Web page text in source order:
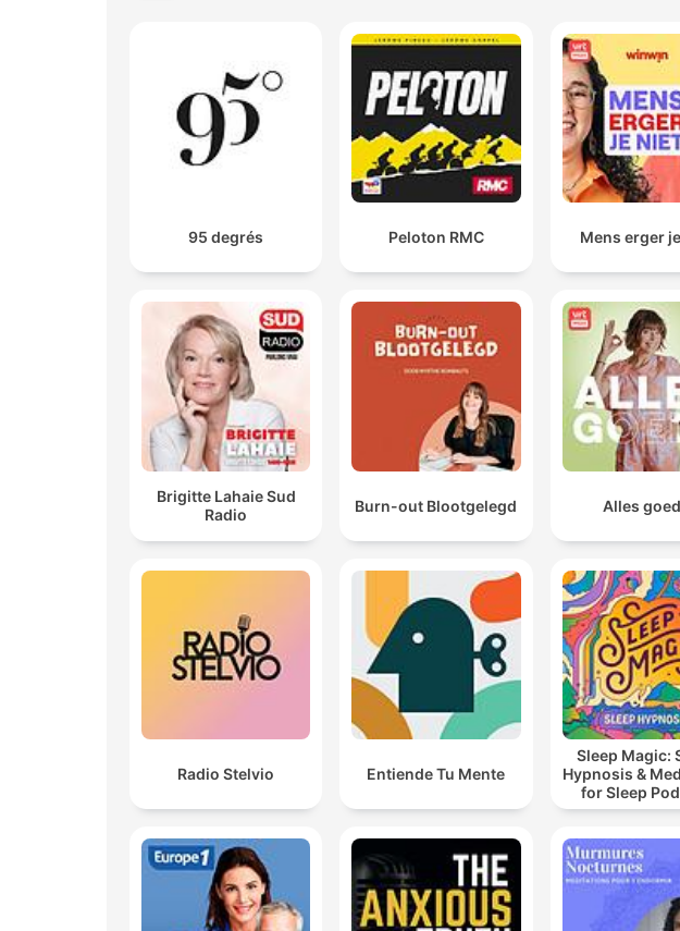
95 degrés Peloton RMC Mens erger
Brigitte Lahaie Sud
Radio
Burn-out Blootgelegd Alles
Radio Stelvio Entiende Tu Mente
Sleep Magic:
Hypnosis &
for Sleep